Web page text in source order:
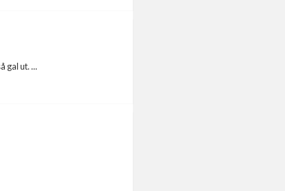
gal ut. ...